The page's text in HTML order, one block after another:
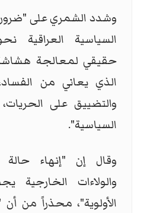
وشدد الشمري على
السياسية العراقية
حقيقي لمعالجة
الذي يعاني من
والتضييق على
السياسية".
وقال إن "إنهاء حالة
والولاءات
الأولوية"، محذراً من